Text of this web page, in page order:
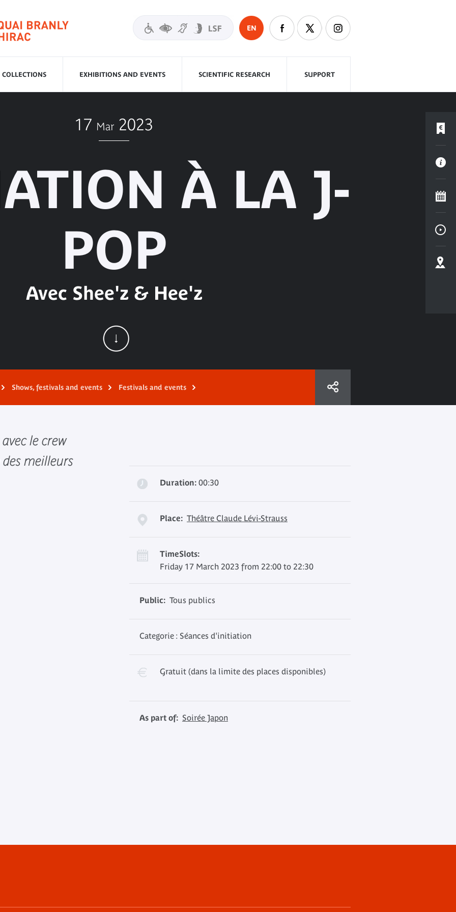
EN
COLLECTIONS EXHIBITIONS AND EVENTS SCIENTIFIC RESEARCH SUPPORT
17 Mar 2023
À LA J-
POP
Avec Shee'z & Hee'z
Shows, festivals and events Festivals and events
le crew
des meilleurs
Duration: 00:30
Place: Théâtre Claude Lévi-Strauss
TimeSlots:
Friday 17 March 2023 from 22:00 to 22:30
Public: Tous publics
Categorie : Séances d'initiation
Gratuit (dans la limite des places disponibles)
As part of: Soirée Japon